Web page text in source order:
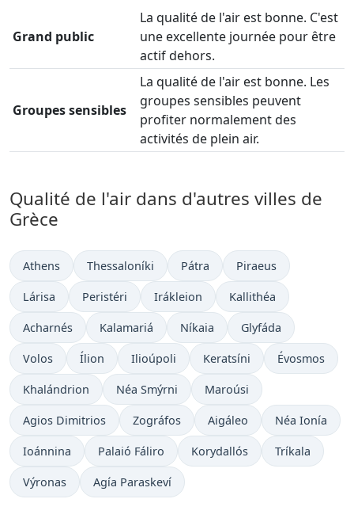
Grand public
La qualité de l'air est bonne. C'est
une excellente journée pour être
actif dehors.
Groupes sensibles
La qualité de l'air est bonne. Les
groupes sensibles peuvent
profiter normalement des
activités de plein air.
Qualité de l'air dans d'autres villes de
Grèce
Athens Thessaloníki Pátra Piraeus
Lárisa Peristéri Irákleion Kallithéa
Acharnés Kalamariá Níkaia Glyfáda
Volos Ílion Ilioúpoli Keratsíni Évosmos
Khalándrion Néa Smýrni Maroúsi
Agios Dimitrios Zográfos Aigáleo Néa Ionía
Ioánnina Palaió Fáliro Korydallós Tríkala
Výronas Agía Paraskeví